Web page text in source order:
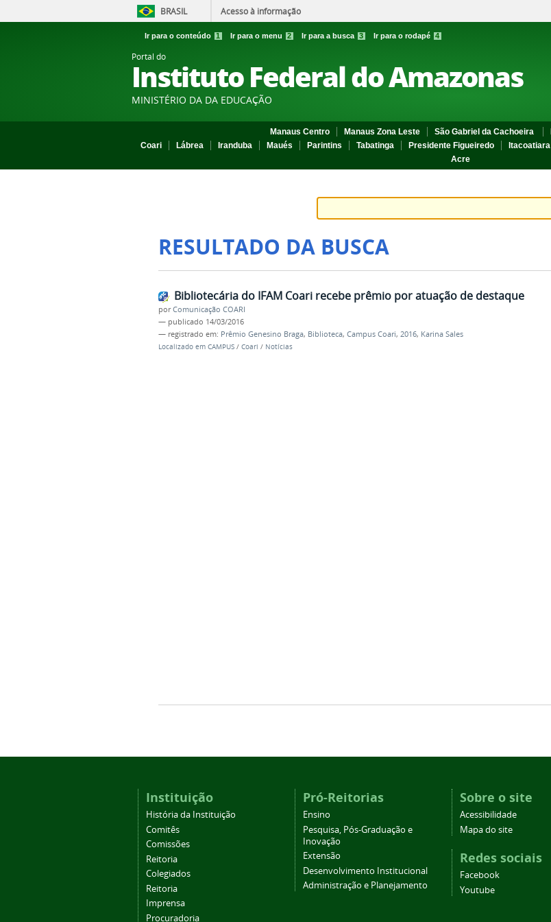
BRASIL Acesso à informação
Ir para o conteúdo 1 Ir para o menu 2 Ir para a busca 3 Ir para o rodapé 4
Portal do
Instituto Federal do Amazonas
MINISTÉRIO DA DA EDUCAÇÃO
Manaus Centro Manaus Zona Leste São Gabriel da Cachoeira
Coari
Lábrea Iranduba Maués Parintins Tabatinga Presidente Figueiredo Itacoatiara
Acre
RESULTADO DA BUSCA
Bibliotecária do IFAM Coari recebe prêmio por atuação de destaque
porComunicação COARI
— publicado 14/03/2016
— registrado em: Prêmio Genesino Braga, Biblioteca, Campus Coari, 2016, Karina Sales
Localizado em CAMPUS / Coari / Notícias
Instituição
História da Instituição
Comitês
Comissões
Reitoria
Colegiados
Reitoria
Imprensa
Procuradoria
Pró-Reitorias
Ensino
Pesquisa, Pós-Graduação e
Inovação
Extensão
Desenvolvimento Institucional
Administração e Planejamento
Sobre o site
Acessibilidade
Mapa do site
Redes sociais
Facebook
Youtube